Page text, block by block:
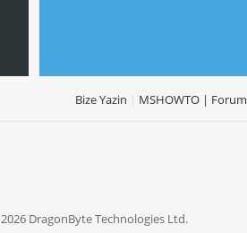
Bize Yazin | MSHOWTO | Forum
DragonByte Technologies Ltd.